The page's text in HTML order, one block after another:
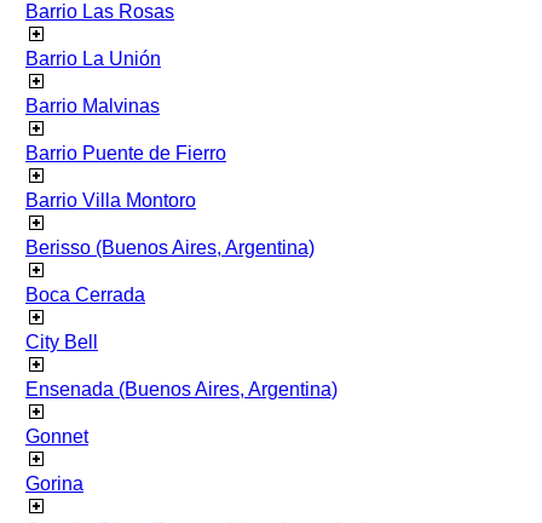
Barrio Las Rosas
Barrio La Unión
Barrio Malvinas
Barrio Puente de Fierro
Barrio Villa Montoro
Berisso (Buenos Aires, Argentina)
Boca Cerrada
City Bell
Ensenada (Buenos Aires, Argentina)
Gonnet
Gorina